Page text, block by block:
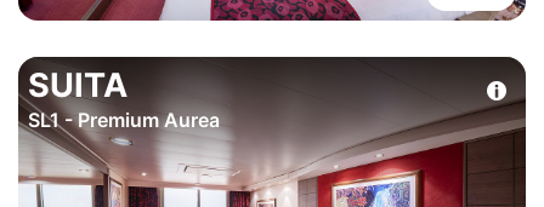
SUITA
SL1 - Premium Aurea